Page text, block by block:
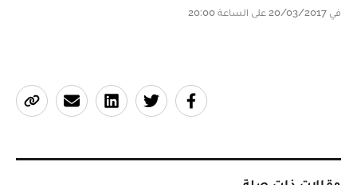
في 20/03/2017 على الساعة 20:00